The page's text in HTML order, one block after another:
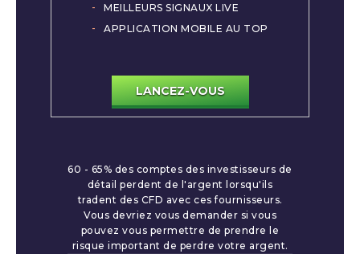
MEILLEURS SIGNAUX LIVE
APPLICATION MOBILE AU TOP
LANCEZ-VOUS
60 - 65% des comptes des investisseurs de
détail perdent de l'argent lorsqu'ils
tradent des CFD avec ces fournisseurs.
Vous devriez vous demander si vous
pouvez vous permettre de prendre le
risque important de perdre votre argent.